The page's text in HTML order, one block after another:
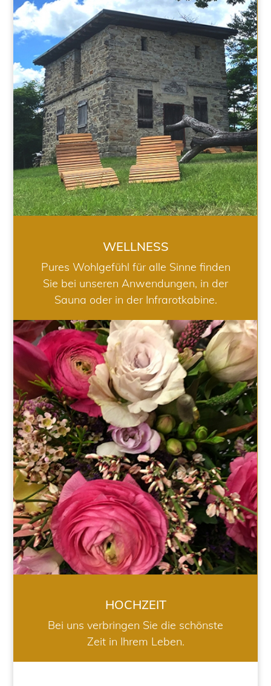
WELLNESS
WELLNESS
Pures Wohlgefühl für alle Sinne finden
Sie bei unseren Anwendungen, in der
Sauna oder in der Infrarotkabine.
HOCHZEIT
HOCHZEIT
Bei uns verbringen Sie die schönste
Zeit in Ihrem Leben.